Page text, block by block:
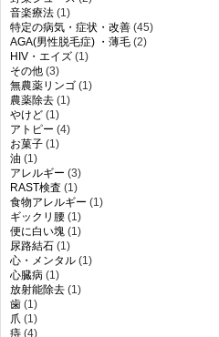
音楽療法 (1)
特定の病気・症状・改善 (45)
AGA(男性脱毛症) ・薄毛 (2)
HIV・エイズ (1)
その他 (3)
無農薬リンゴ (1)
農薬除去 (1)
やけど (1)
アトピー (4)
お菓子 (1)
油 (1)
アレルギー (3)
RAST検査 (1)
食物アレルギー (1)
ギックリ腰 (1)
便に白い塊 (1)
尿路結石 (1)
心・メンタル (1)
心臓病 (1)
放射能除去 (1)
歯 (1)
爪 (1)
痔 (4)